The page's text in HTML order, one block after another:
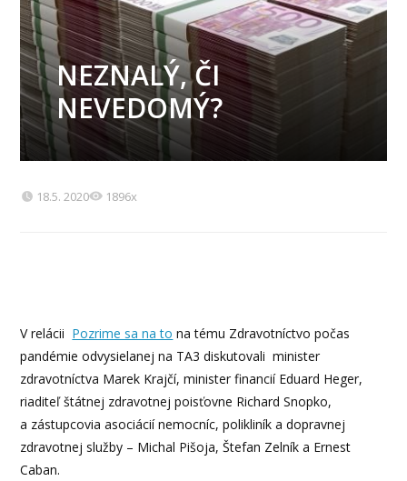
NEZNALÝ, ČI
NEVEDOMÝ?
18.5. 2020 1896x
V relácii Pozrime sa na to na tému Zdravotníctvo počas
pandémie odvysielanej na TA3 diskutovali minister
zdravotníctva Marek Krajčí, minister financií Eduard Heger,
riaditeľ štátnej zdravotnej poisťovne Richard Snopko,
a zástupcovia asociácií nemocníc, polikliník a dopravnej
zdravotnej služby – Michal Pišoja, Štefan Zelník a Ernest
Caban.